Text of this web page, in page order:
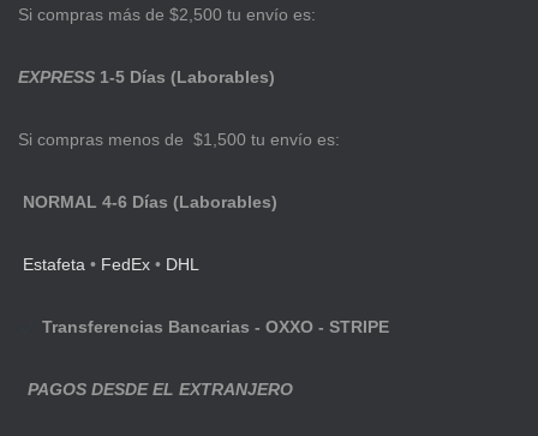
Si compras más de $2,500 tu envío es:
EXPRESS 1-5 Días (Laborables)
Si compras menos de $1,500 tu envío es:
NORMAL 4-6 Días (Laborables)
Estafeta • FedEx • DHL
Transferencias Bancarias - OXXO - STRIPE
PAGOS DESDE EL EXTRANJERO